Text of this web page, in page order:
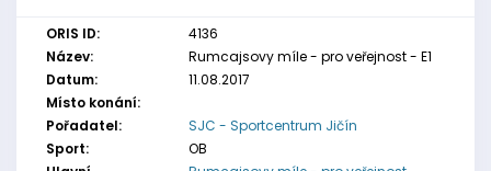
ORIS ID:
4136
Název:
Rumcajsovy míle - pro veřejnost - E1
Datum:
11.08.2017
Místo konání:
Pořadatel:
SJC - Sportcentrum Jičín
Sport:
OB